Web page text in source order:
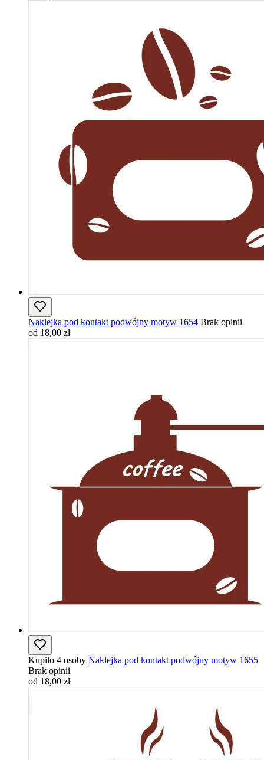
Naklejka pod kontakt podwójny motyw 1654 Brak opinii
od 18,00 zł
Kupiło 4 osoby Naklejka pod kontakt podwójny motyw 1655
Brak opinii
od 18,00 zł